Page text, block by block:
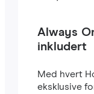
Always
inkludert
Med hvert
eksklusive